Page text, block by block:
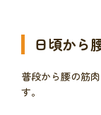
日頃から
普段から腰の筋
す。